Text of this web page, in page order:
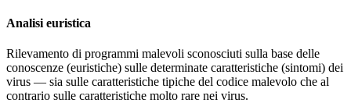
Analisi euristica
Rilevamento di programmi malevoli sconosciuti sulla base delle
conoscenze (euristiche) sulle determinate caratteristiche (sintomi) dei
virus — sia sulle caratteristiche tipiche del codice malevolo che al
contrario sulle caratteristiche molto rare nei virus.